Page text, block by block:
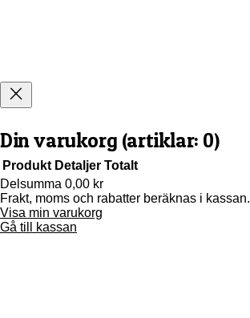
Din varukorg (artiklar: 0)
Produkter
i
Produkt Detaljer Totalt
Delsumma 0,00 kr
Frakt, moms och rabatter beräknas i kassan.
Visa min varukorg
Gå till kassan